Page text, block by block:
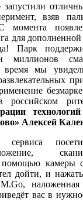
взяв
момента
для
Парк
миллионов
время мы
российском
Алексей
сервиса
камеры
дойти, и
вас в